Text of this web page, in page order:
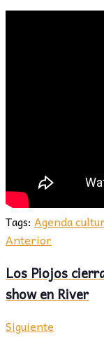
Tags: Agenda
Anterior
Los Piojos
show en River
Siguiente